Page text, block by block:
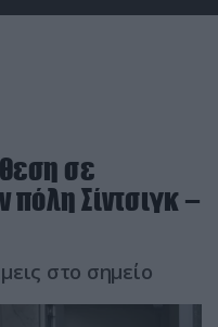
σε
Σίντσιγκ –
στο σημείο